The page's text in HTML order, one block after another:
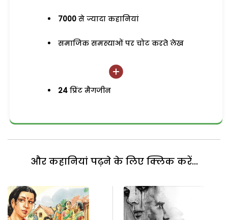
7000 से ज्यादा कहानियां
समाजिक समस्याओं पर चोट करते लेख
24 प्रिंट मैगजीन
और कहानियां पढ़ने के लिए क्लिक करें...